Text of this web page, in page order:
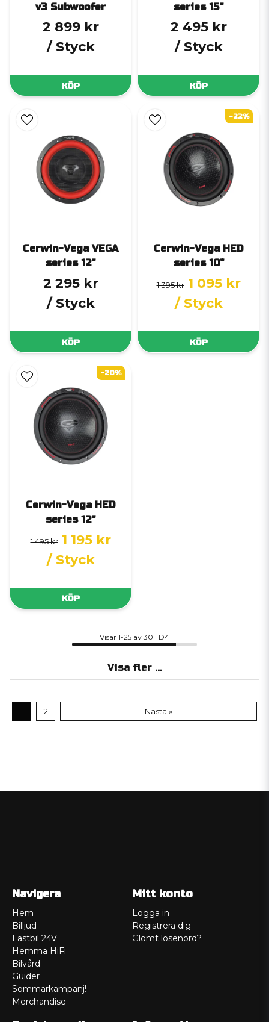
v3 Subwoofer
2 899 kr
/ Styck
KÖP
series 15"
2 495 kr
/ Styck
KÖP
Cerwin-Vega VEGA
series 12"
2 295 kr
/ Styck
KÖP
Cerwin-Vega HED
series 10"
1 395 kr 1 095 kr
/ Styck
KÖP
-22%
Cerwin-Vega HED
series 12"
1 495 kr 1 195 kr
/ Styck
KÖP
-20%
Visar 1-25 av 30 i D4
Visa fler ...
1 2 Nästa »
Navigera
Hem
Billjud
Lastbil 24V
Hemma HiFi
Bilvård
Guider
Sommarkampanj!
Merchandise
Mitt konto
Logga in
Registrera dig
Glömt lösenord?